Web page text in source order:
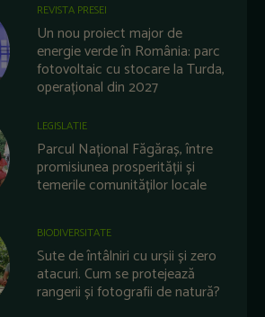
REVISTA PRESEI
Un nou proiect major de
energie verde în România: parc
fotovoltaic cu stocare la Turda,
operațional din 2027
LEGISLATIE
Parcul Național Făgăraș, între
promisiunea prosperității și
temerile comunităților locale
BIODIVERSITATE
Sute de întâlniri cu urșii și zero
atacuri. Cum se protejează
rangerii și fotografii de natură?